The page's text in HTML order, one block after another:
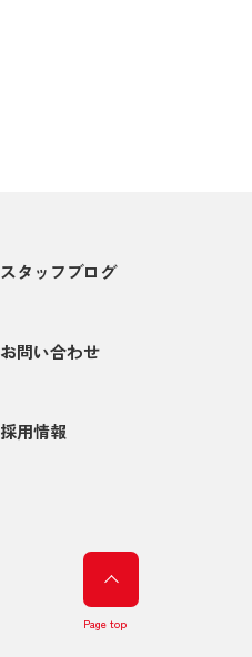
スタッフブログ
お問い合わせ
採用情報
Page top